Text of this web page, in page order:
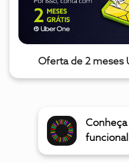
Oferta de 2 meses
Conheça